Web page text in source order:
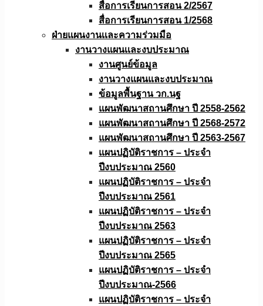
สื่อการเรียนการสอน 2/2567
สื่อการเรียนการสอน 1/2568
ฝ่ายแผนงานเเละความร่วมมือ
งานวางแผนเเละงบประมาณ
งานศูนย์ข้อมูล
งานวางแผนและงบประมาณ
ข้อมูลพื้นฐาน วก.นฐ
แผนพัฒนาสถานศึกษา ปี 2558-2562
แผนพัฒนาสถานศึกษา ปี 2568-2572
แผนพัฒนาสถานศึกษา ปี 2563-2567
แผนปฏิบัติราชการ – ประจำ
ปีงบประมาณ 2560
แผนปฏิบัติราชการ – ประจำ
ปีงบประมาณ 2561
แผนปฏิบัติราชการ – ประจำ
ปีงบประมาณ 2563
แผนปฏิบัติราชการ – ประจำ
ปีงบประมาณ 2565
แผนปฏิบัติราชการ – ประจำ
ปีงบประมาณ-2566
แผนปฏิบัติราชการ – ประจำ